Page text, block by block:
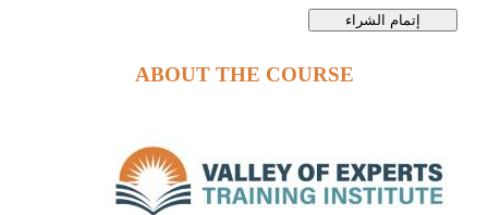
إتمام الشراء
ABOUT THE COURSE